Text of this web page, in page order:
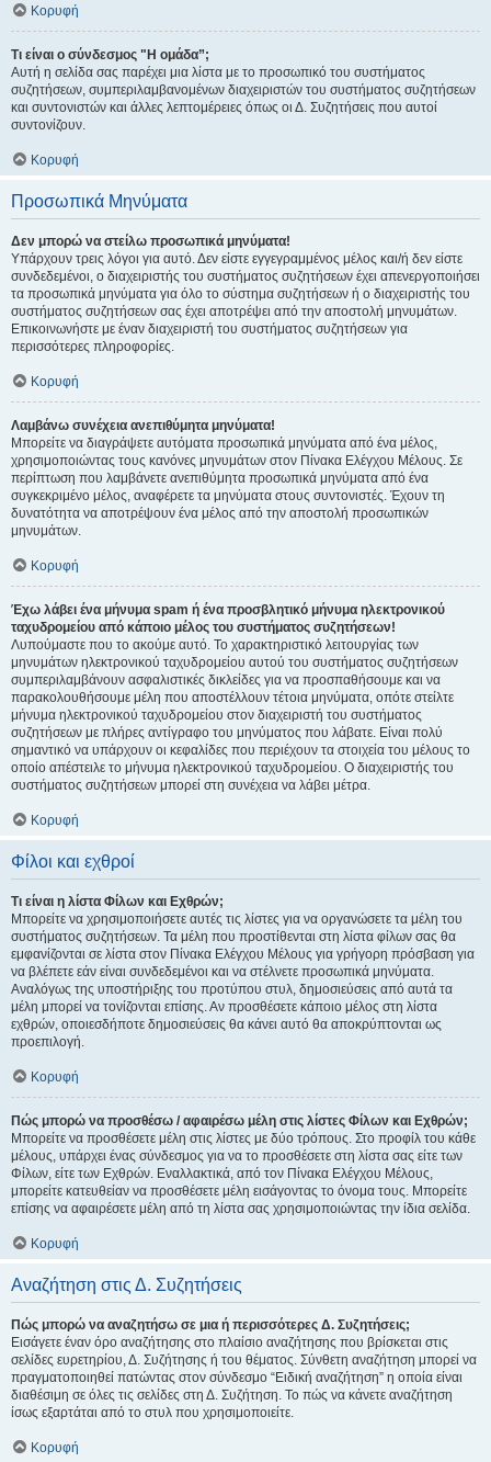
Κορυφή
Τι είναι ο σύνδεσμος "Η ομάδα”;
Αυτή η σελίδα σας παρέχει μια λίστα με το προσωπικό του συστήματος
συζητήσεων, συμπεριλαμβανομένων διαχειριστών του συστήματος συζητήσεων
και συντονιστών και άλλες λεπτομέρειες όπως οι Δ. Συζητήσεις που αυτοί
συντονίζουν.
Κορυφή
Προσωπικά Μηνύματα
Δεν μπορώ να στείλω προσωπικά μηνύματα!
Υπάρχουν τρεις λόγοι για αυτό. Δεν είστε εγγεγραμμένος μέλος και/ή δεν είστε
συνδεδεμένοι, ο διαχειριστής του συστήματος συζητήσεων έχει απενεργοποιήσει
τα προσωπικά μηνύματα για όλο το σύστημα συζητήσεων ή ο διαχειριστής του
συστήματος συζητήσεων σας έχει αποτρέψει από την αποστολή μηνυμάτων.
Επικοινωνήστε με έναν διαχειριστή του συστήματος συζητήσεων για
περισσότερες πληροφορίες.
Κορυφή
Λαμβάνω συνέχεια ανεπιθύμητα μηνύματα!
Μπορείτε να διαγράψετε αυτόματα προσωπικά μηνύματα από ένα μέλος,
χρησιμοποιώντας τους κανόνες μηνυμάτων στον Πίνακα Ελέγχου Μέλους. Σε
περίπτωση που λαμβάνετε ανεπιθύμητα προσωπικά μηνύματα από ένα
συγκεκριμένο μέλος, αναφέρετε τα μηνύματα στους συντονιστές. Έχουν τη
δυνατότητα να αποτρέψουν ένα μέλος από την αποστολή προσωπικών
μηνυμάτων.
Κορυφή
Έχω λάβει ένα μήνυμα spam ή ένα προσβλητικό μήνυμα ηλεκτρονικού
ταχυδρομείου από κάποιο μέλος του συστήματος συζητήσεων!
Λυπούμαστε που το ακούμε αυτό. Το χαρακτηριστικό λειτουργίας των
μηνυμάτων ηλεκτρονικού ταχυδρομείου αυτού του συστήματος συζητήσεων
συμπεριλαμβάνουν ασφαλιστικές δικλείδες για να προσπαθήσουμε και να
παρακολουθήσουμε μέλη που αποστέλλουν τέτοια μηνύματα, οπότε στείλτε
μήνυμα ηλεκτρονικού ταχυδρομείου στον διαχειριστή του συστήματος
συζητήσεων με πλήρες αντίγραφο του μηνύματος που λάβατε. Είναι πολύ
σημαντικό να υπάρχουν οι κεφαλίδες που περιέχουν τα στοιχεία του μέλους το
οποίο απέστειλε το μήνυμα ηλεκτρονικού ταχυδρομείου. Ο διαχειριστής του
συστήματος συζητήσεων μπορεί στη συνέχεια να λάβει μέτρα.
Κορυφή
Φίλοι και εχθροί
Τι είναι η λίστα Φίλων και Εχθρών;
Μπορείτε να χρησιμοποιήσετε αυτές τις λίστες για να οργανώσετε τα μέλη του
συστήματος συζητήσεων. Τα μέλη που προστίθενται στη λίστα φίλων σας θα
εμφανίζονται σε λίστα στον Πίνακα Ελέγχου Μέλους για γρήγορη πρόσβαση για
να βλέπετε εάν είναι συνδεδεμένοι και να στέλνετε προσωπικά μηνύματα.
Αναλόγως της υποστήριξης του προτύπου στυλ, δημοσιεύσεις από αυτά τα
μέλη μπορεί να τονίζονται επίσης. Αν προσθέσετε κάποιο μέλος στη λίστα
εχθρών, οποιεσδήποτε δημοσιεύσεις θα κάνει αυτό θα αποκρύπτονται ως
προεπιλογή.
Κορυφή
Πώς μπορώ να προσθέσω / αφαιρέσω μέλη στις λίστες Φίλων και Εχθρών;
Μπορείτε να προσθέσετε μέλη στις λίστες με δύο τρόπους. Στο προφίλ του κάθε
μέλους, υπάρχει ένας σύνδεσμος για να το προσθέσετε στη λίστα σας είτε των
Φίλων, είτε των Εχθρών. Εναλλακτικά, από τον Πίνακα Ελέγχου Μέλους,
μπορείτε κατευθείαν να προσθέσετε μέλη εισάγοντας το όνομα τους. Μπορείτε
επίσης να αφαιρέσετε μέλη από τη λίστα σας χρησιμοποιώντας την ίδια σελίδα.
Κορυφή
Αναζήτηση στις Δ. Συζητήσεις
Πώς μπορώ να αναζητήσω σε μια ή περισσότερες Δ. Συζητήσεις;
Εισάγετε έναν όρο αναζήτησης στο πλαίσιο αναζήτησης που βρίσκεται στις
σελίδες ευρετηρίου, Δ. Συζήτησης ή του θέματος. Σύνθετη αναζήτηση μπορεί να
πραγματοποιηθεί πατώντας στον σύνδεσμο “Ειδική αναζήτηση” η οποία είναι
διαθέσιμη σε όλες τις σελίδες στη Δ. Συζήτηση. Το πώς να κάνετε αναζήτηση
ίσως εξαρτάται από το στυλ που χρησιμοποιείτε.
Κορυφή